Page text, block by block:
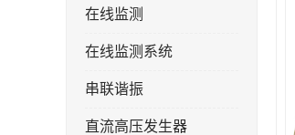
在线监测
在线监测系统
串联谐振
直流高压发生器